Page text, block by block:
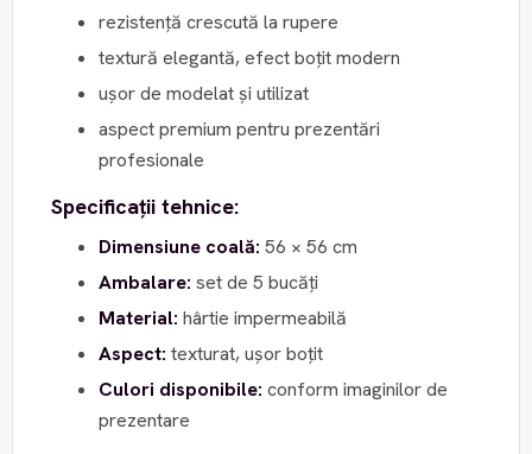
rezistență crescută la rupere
textură elegantă, efect boțit modern
ușor de modelat și utilizat
aspect premium pentru prezentări
profesionale
Specificații tehnice:
Dimensiune coală: 56 × 56 cm
Ambalare: set de 5 bucăți
Material: hârtie impermeabilă
Aspect: texturat, ușor boțit
Culori disponibile: conform imaginilor de
prezentare